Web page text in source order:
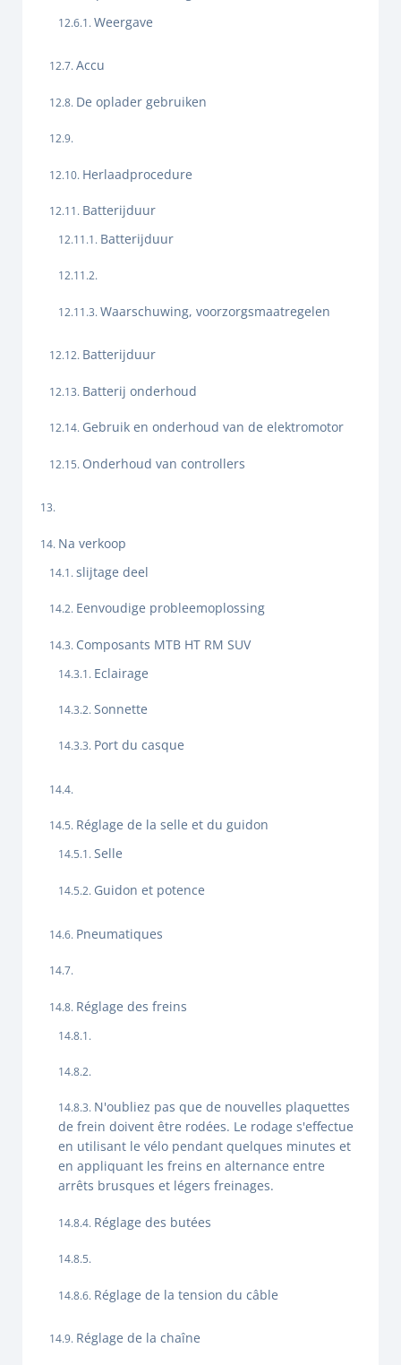
Weergave
Accu
De oplader gebruiken
Herlaadprocedure
Batterijduur
Batterijduur
Waarschuwing, voorzorgsmaatregelen
Batterijduur
Batterij onderhoud
Gebruik en onderhoud van de elektromotor
Onderhoud van controllers
Na verkoop
slijtage deel
Eenvoudige probleemoplossing
Composants MTB HT RM SUV
Eclairage
Sonnette
Port du casque
Réglage de la selle et du guidon
Selle
Guidon et potence
Pneumatiques
Réglage des freins
N'oubliez pas que de nouvelles plaquettes
de frein doivent être rodées. Le rodage s'effectue
en utilisant le vélo pendant quelques minutes et
en appliquant les freins en alternance entre
arrêts brusques et légers freinages.
Réglage des butées
Réglage de la tension du câble
Réglage de la chaîne